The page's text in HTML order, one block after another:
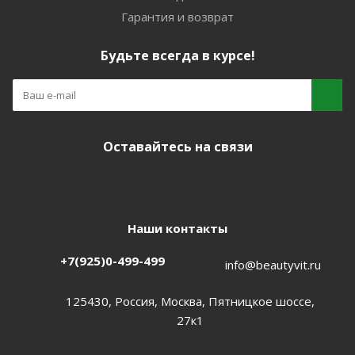
Гарантия и возврат
Будьте всегда в курсе!
Оставайтесь на связи
Наши контакты
+7(925)0-499-499 info@beautyvit.ru
125430, Россия, Москва, Пятницкое шоссе,
27к1